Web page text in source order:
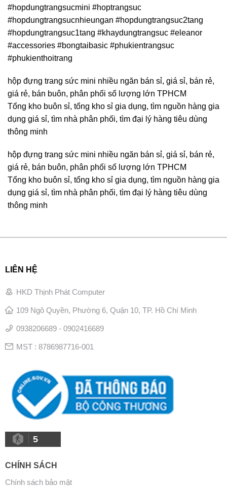
#hopdungtrangsucmini #hoptrangsuc
#hopdungtrangsucnhieungan #hopdungtrangsuc2tang
#hopdungtrangsuc1tang #khaydungtrangsuc #eleanor
#accessories #bongtaibasic #phukientrangsuc
#phukienthoitrang
hộp đựng trang sức mini nhiều ngăn bán sỉ, giá sỉ, bán rẻ,
giá rẻ, bán buôn, phân phối số lượng lớn TPHCM
Tổng kho buôn sỉ, tổng kho sỉ gia dụng, tìm nguồn hàng gia
dụng giá sỉ, tìm nhà phân phối, tìm đại lý hàng tiêu dùng
thông minh
hộp đựng trang sức mini nhiều ngăn bán sỉ, giá sỉ, bán rẻ,
giá rẻ, bán buôn, phân phối số lượng lớn TPHCM
Tổng kho buôn sỉ, tổng kho sỉ gia dụng, tìm nguồn hàng gia
dụng giá sỉ, tìm nhà phân phối, tìm đại lý hàng tiêu dùng
thông minh
LIÊN HỆ
HKD Thịnh Phát Computer
109 Ngô Quyền, Phường 6, Quận 10, TP. Hồ Chí Minh
0938206689 - 0902416689
MST : 8786987716-001
5
CHÍNH SÁCH
Chính sách bảo mật